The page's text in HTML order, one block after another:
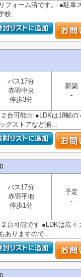
フォーム済です。 ●駐車
校
バス17分
赤羽中央
停歩3分
新築
-
台可能☆ ●LDKは18帖の
グストアなど揃...
バス17分
赤羽平地
停歩1分
予定
-
台可能です ●LDKは広々
ありますので...